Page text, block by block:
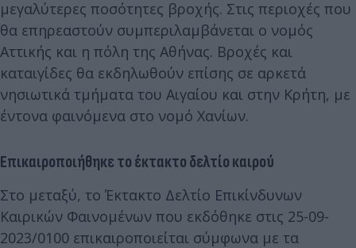
μεγαλύτερες ποσότητες βροχής. Στις περιοχές που
θα επηρεαστούν συμπεριλαμβάνεται ο νομός
Αττικής και η πόλη της Αθήνας. Βροχές και
καταιγίδες θα εκδηλωθούν επίσης σε αρκετά
νησιωτικά τμήματα του Αιγαίου και στην Κρήτη, με
έντονα φαινόμενα στο νομό Χανίων.
Επικαιροποιήθηκε το έκτακτο δελτίο καιρού
Στο μεταξύ, το Έκτακτο Δελτίο Επικίνδυνων
Καιρικών Φαινομένων που εκδόθηκε στις 25-09-
2023/0100 επικαιροποιείται σύμφωνα με τα